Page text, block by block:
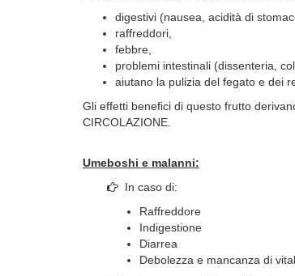
digestivi (nausea, acidità di
raffreddori,
febbre,
problemi intestinali (dissenteria,
aiutano la pulizia del fegato e dei
Gli effetti benefici di questo frutto
CIRCOLAZIONE.
Umeboshi e malanni:
In caso di:
Raffreddore
Indigestione
Diarrea
Debolezza e mancanza di